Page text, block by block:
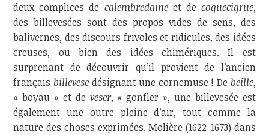
deux complices de calembredaineet de coquecigrue,
des billevesées sont des propos vides de sens, des
balivernes, des discours frivoles et ridicules, des idées
creuses, ou bien des idées chimériques. Il est
surprenant de découvrir qu’il provient de l’ancien
français billevese désignant une cornemuse ! De beille,
« boyau » et de veser, « gonfler », une billevesée est
également une outre pleine d’air, tout comme la
nature des choses exprimées. Molière (1622-1673) dans